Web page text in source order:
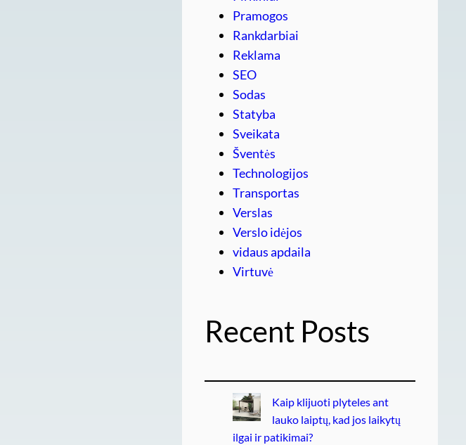
Pramogos
Rankdarbiai
Reklama
SEO
Sodas
Statyba
Sveikata
Šventės
Technologijos
Transportas
Verslas
Verslo idėjos
vidaus apdaila
Virtuvė
Recent Posts
Kaip klijuoti plyteles ant
lauko laiptų, kad jos laikytų
ilgai ir patikimai?